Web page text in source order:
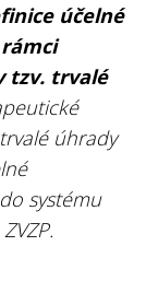
účelné
tzv. trvalé
úhrady
systému